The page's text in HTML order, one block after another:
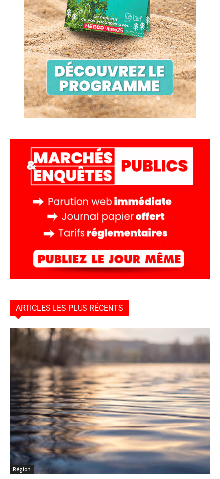
ARTICLES LES PLUS RÉCENTS
Région